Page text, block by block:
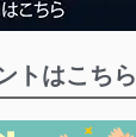
トはこちら